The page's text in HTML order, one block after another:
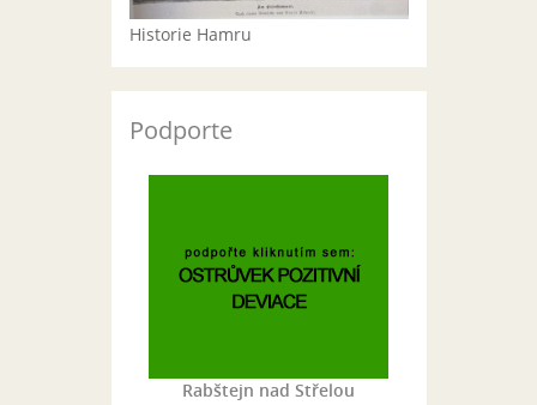
Historie Hamru
Podporte
Rabštejn nad Střelou